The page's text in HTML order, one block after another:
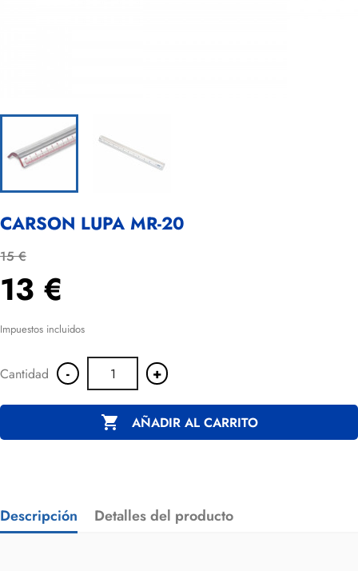
CARSON LUPA MR-20
15 €
13 €
Impuestos incluidos
Cantidad - +
 AÑADIR AL CARRITO
Descripción Detalles del producto